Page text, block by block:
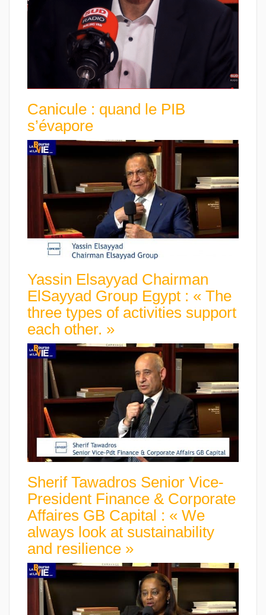
Canicule : quand le PIB
s’évapore
Yassin Elsayyad Chairman
ElSayyad Group Egypt : « The
three types of activities support
each other. »
Sherif Tawadros Senior Vice-
President Finance & Corporate
Affaires GB Capital : « We
always look at sustainability
and resilience »